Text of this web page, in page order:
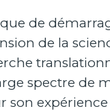
de
de la
spectre de
son